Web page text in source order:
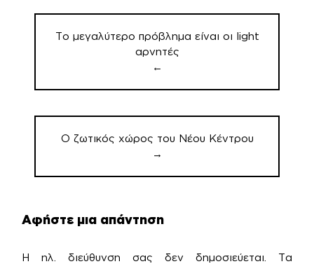
Πλοήγηση
άρθρωνΤο μεγαλύτερο πρόβλημα είναι οι light
αρνητές
←
Ο ζωτικός χώρος του Νέου Κέντρου
→
Αφήστε μια απάντηση
Η ηλ. διεύθυνση σας δεν δημοσιεύεται.
Τα